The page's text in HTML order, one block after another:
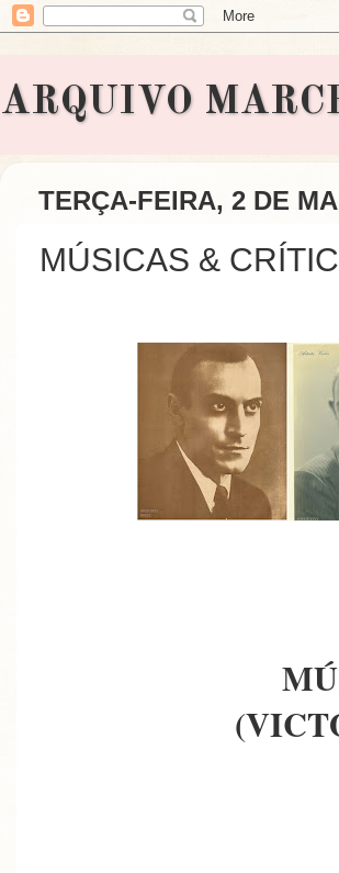
ARQUIVO
TERÇA-FEIRA, 2 DE
MÚSICAS &